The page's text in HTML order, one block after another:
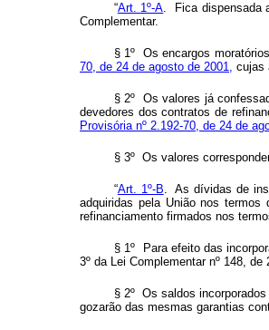
“Art. 1º-A. Fica dispensada
Complementar.
§ 1º Os encargos
70, de 24 de agosto de 2001, cujas
§ 2º Os valores já
devedores dos contratos de
Provisória nº 2.192-70, de 24 de
§ 3º Os valores
“Art. 1º-B. As dívidas de
adquiridas pela União nos
refinanciamento firmados nos
§ 1º Para efeito das
3º da Lei Complementar nº 148, de
§ 2º Os saldos
gozarão das mesmas garantias